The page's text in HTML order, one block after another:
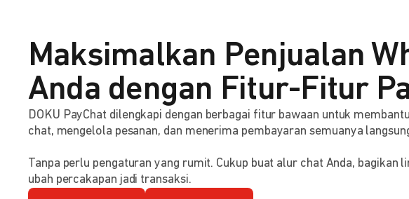
Maksimalkan Penjualan
Anda dengan Fitur-Fitur
DOKU PayChat dilengkapi dengan berbagai fitur bawaan untuk
chat, mengelola pesanan, dan menerima pembayaran semuanya
Tanpa perlu pengaturan yang rumit. Cukup buat alur chat Anda, bagikan
ubah percakapan jadi transaksi.